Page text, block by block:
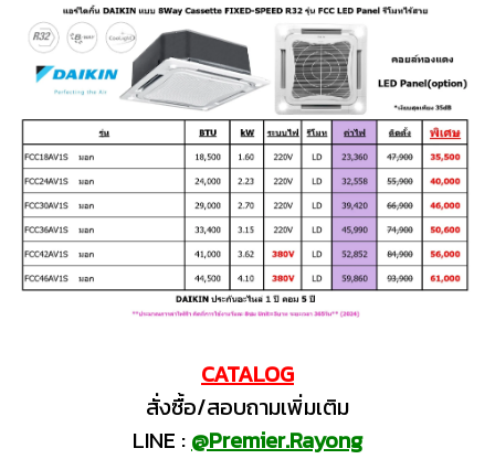
CATALOG
สั่งซื้อ/สอบถามเพิ่มเติม
LINE :@Premier.Rayong